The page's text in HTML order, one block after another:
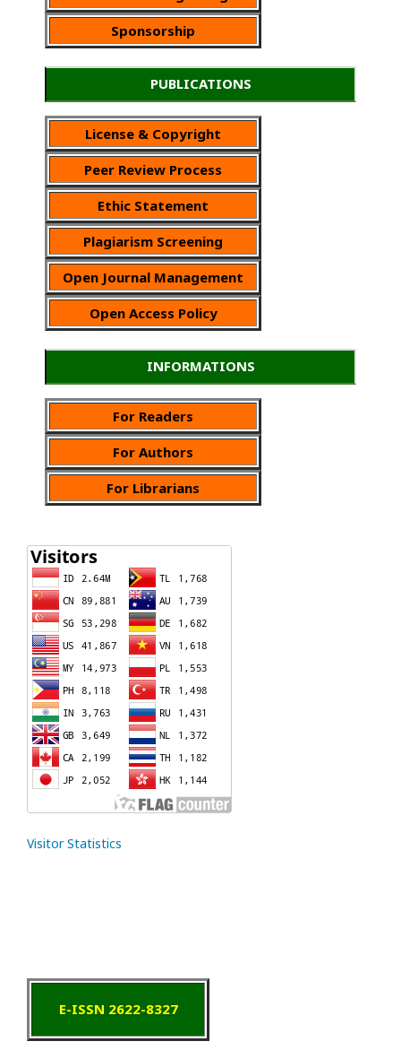
Sponsorship
PUBLICATIONS
License & Copyright
Peer Review Process
Ethic Statement
Plagiarism Screening
Open Journal Management
Open Access Policy
INFORMATIONS
For Readers
For Authors
For Librarians
Visitor Statistics
E-ISSN 2622-8327